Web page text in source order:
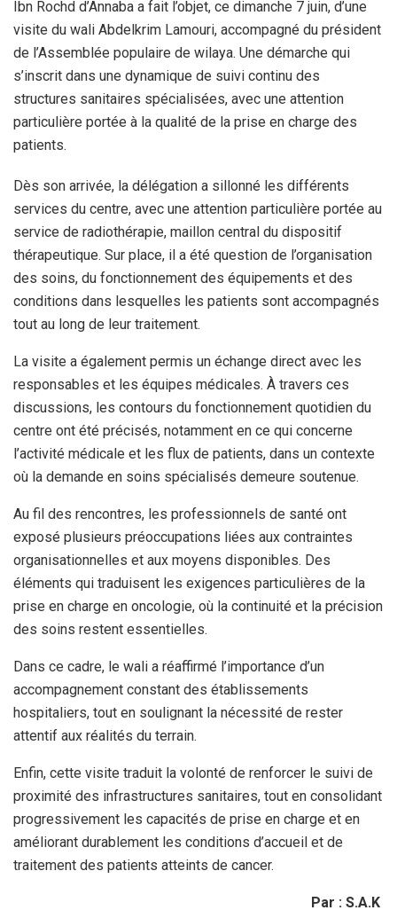
Ibn Rochd d’Annaba a fait l’objet, ce dimanche 7 juin, d’une
visite du wali Abdelkrim Lamouri, accompagné du président
de l’Assemblée populaire de wilaya. Une démarche qui
s’inscrit dans une dynamique de suivi continu des
structures sanitaires spécialisées, avec une attention
particulière portée à la qualité de la prise en charge des
patients.
Dès son arrivée, la délégation a sillonné les différents
services du centre, avec une attention particulière portée au
service de radiothérapie, maillon central du dispositif
thérapeutique. Sur place, il a été question de l’organisation
des soins, du fonctionnement des équipements et des
conditions dans lesquelles les patients sont accompagnés
tout au long de leur traitement.
La visite a également permis un échange direct avec les
responsables et les équipes médicales. À travers ces
discussions, les contours du fonctionnement quotidien du
centre ont été précisés, notamment en ce qui concerne
l’activité médicale et les flux de patients, dans un contexte
où la demande en soins spécialisés demeure soutenue.
Au fil des rencontres, les professionnels de santé ont
exposé plusieurs préoccupations liées aux contraintes
organisationnelles et aux moyens disponibles. Des
éléments qui traduisent les exigences particulières de la
prise en charge en oncologie, où la continuité et la précision
des soins restent essentielles.
Dans ce cadre, le wali a réaffirmé l’importance d’un
accompagnement constant des établissements
hospitaliers, tout en soulignant la nécessité de rester
attentif aux réalités du terrain.
Enfin, cette visite traduit la volonté de renforcer le suivi de
proximité des infrastructures sanitaires, tout en consolidant
progressivement les capacités de prise en charge et en
améliorant durablement les conditions d’accueil et de
traitement des patients atteints de cancer.
Par : S.A.K